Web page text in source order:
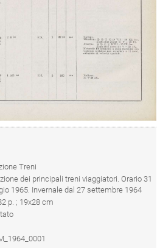
Treni
dei principali treni viaggiatori. Orario 31
1965. Invernale dal 27 settembre 1964
p. ; 19x28 cm